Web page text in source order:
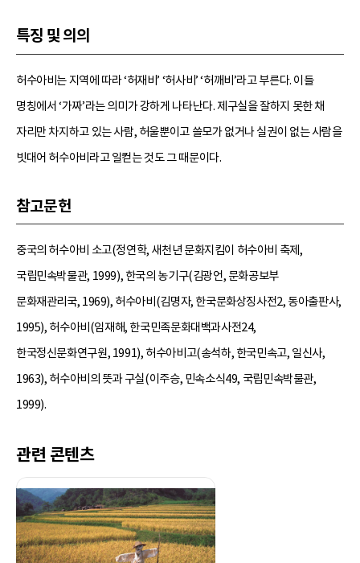
특징 및 의의
허수아비는 지역에 따라 ‘허재비’ ‘허사비’ ‘허깨비’라고 부른다. 이들
명칭에서 ‘가짜’라는 의미가 강하게 나타난다. 제구실을 잘하지 못한 채
자리만 차지하고 있는 사람, 허울뿐이고 쓸모가 없거나 실권이 없는 사람을
빗대어 허수아비라고 일컫는 것도 그 때문이다.
참고문헌
중국의 허수아비 소고(정연학, 새천년 문화지킴이 허수아비 축제,
국립민속박물관, 1999), 한국의 농기구(김광언, 문화공보부
문화재관리국, 1969), 허수아비(김명자, 한국문화상징사전2, 동아출판사,
1995), 허수아비(임재해, 한국민족문화대백과사전24,
한국정신문화연구원, 1991), 허수아비고(송석하, 한국민속고, 일신사,
1963), 허수아비의 뜻과 구실(이주승, 민속소식49, 국립민속박물관,
1999).
관련 콘텐츠